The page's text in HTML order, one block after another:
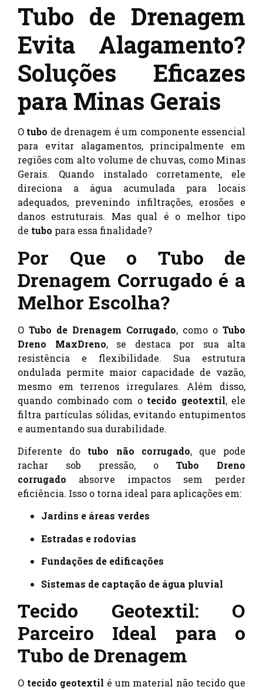
Tubo de Drenagem
Evita Alagamento?
Soluções Eficazes
para Minas Gerais
O tubo de drenagem é um componente essencial
para evitar alagamentos, principalmente em
regiões com alto volume de chuvas, como Minas
Gerais. Quando instalado corretamente, ele
direciona a água acumulada para locais
adequados, prevenindo infiltrações, erosões e
danos estruturais. Mas qual é o melhor tipo
de tubo para essa finalidade?
Por Que o Tubo de
Drenagem Corrugado é a
Melhor Escolha?
O Tubo de Drenagem Corrugado, como o Tubo
Dreno MaxDreno, se destaca por sua alta
resistência e flexibilidade. Sua estrutura
ondulada permite maior capacidade de vazão,
mesmo em terrenos irregulares. Além disso,
quando combinado com o tecido geotextil, ele
filtra partículas sólidas, evitando entupimentos
e aumentando sua durabilidade.
Diferente do tubo não corrugado, que pode
rachar sob pressão, o Tubo Dreno
corrugado absorve impactos sem perder
eficiência. Isso o torna ideal para aplicações em:
Jardins e áreas verdes
Estradas e rodovias
Fundações de edificações
Sistemas de captação de água pluvial
Tecido Geotextil: O
Parceiro Ideal para o
Tubo de Drenagem
O tecido geotextil é um material não tecido que